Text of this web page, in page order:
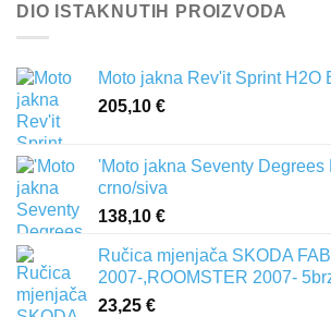
DIO ISTAKNUTIH PROIZVODA
Moto jakna Rev'it Sprint H2O
205,10 €
'Moto jakna Seventy Degrees
crno/siva
138,10 €
Ručica mjenjača SKODA
2007-,ROOMSTER 2007-
23,25 €